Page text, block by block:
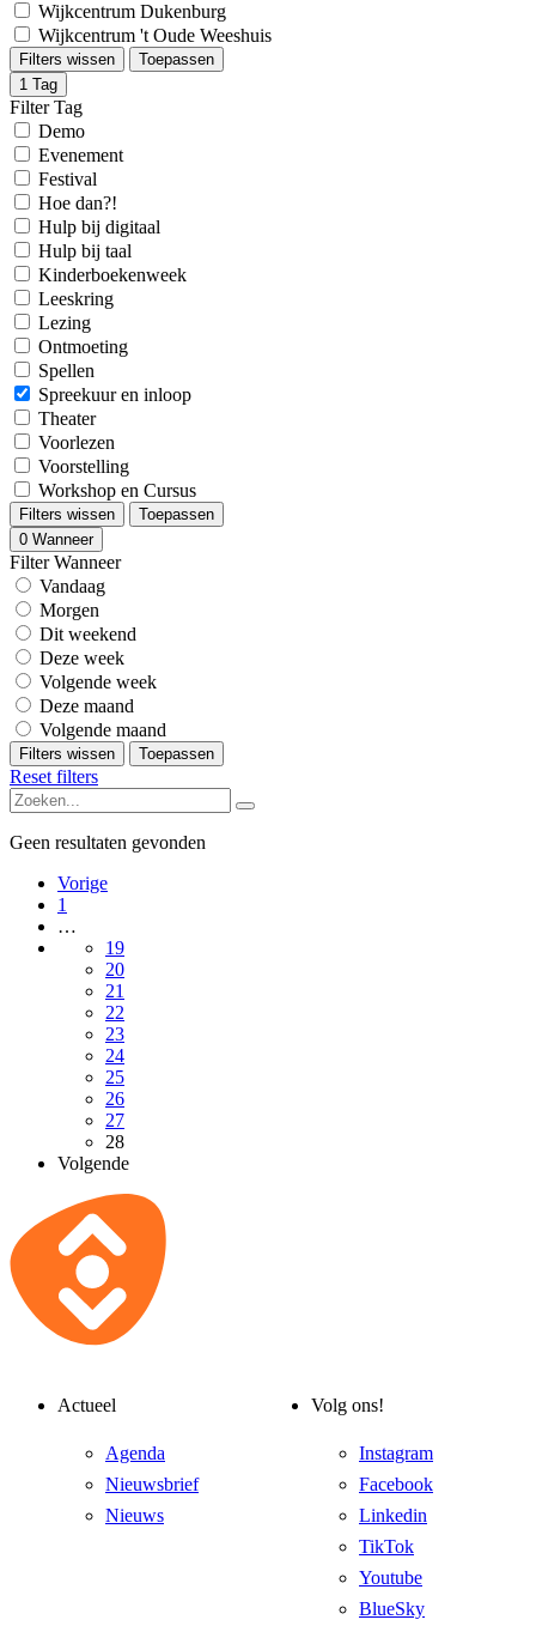
Wijkcentrum Dukenburg
Wijkcentrum 't Oude Weeshuis
Filters wissen
Toepassen
1 Tag
Filter Tag
Demo
Evenement
Festival
Hoe dan?!
Hulp bij digitaal
Hulp bij taal
Kinderboekenweek
Leeskring
Lezing
Ontmoeting
Spellen
Spreekuur en inloop
Theater
Voorlezen
Voorstelling
Workshop en Cursus
Filters wissen
Toepassen
0 Wanneer
Filter Wanneer
Vandaag
Morgen
Dit weekend
Deze week
Volgende week
Deze maand
Volgende maand
Filters wissen Toepassen
Reset filters
Geen resultaten gevonden
Vorige
1
…
19
20
21
22
23
24
25
26
27
28
Volgende
Actueel
Agenda
Nieuwsbrief
Nieuws
Volg ons!
Instagram
Facebook
Linkedin
TikTok
Youtube
BlueSky